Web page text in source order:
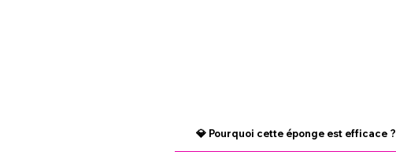
💎 Pourquoi cette éponge est efficace ?